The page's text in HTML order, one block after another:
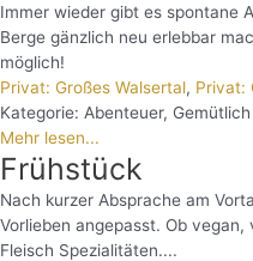
Immer wieder gibt es spontane
Berge gänzlich neu erlebbar
möglich!
Privat: Großes Walsertal, Privat:
Kategorie: Abenteuer,
Mehr lesen...
Frühstück
Nach kurzer Absprache am
Vorlieben angepasst. Ob
Fleisch Spezialitäten....